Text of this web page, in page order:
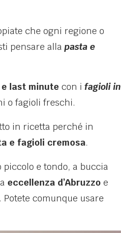
che ogni regione o
pensare alla pasta e
last minute con i fagioli in
o fagioli freschi.
in ricetta perché in
e fagioli cremosa.
piccolo e tondo, a buccia
eccellenza d’Abruzzo e
. Potete comunque usare